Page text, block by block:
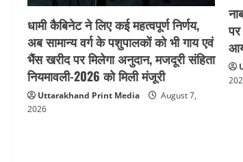
धामी कैबिनेट ने लिए कई महत्वपूर्ण निर्णय,
अब सामान्य वर्ग के पशुपालकों को भी गाय एवं
भैंस खरीद पर मिलेगा अनुदान, मजदूरी संहिता
नियमावली-2026 को मिली मंजूरी
Uttarakhand Print Media
August 7,
2026